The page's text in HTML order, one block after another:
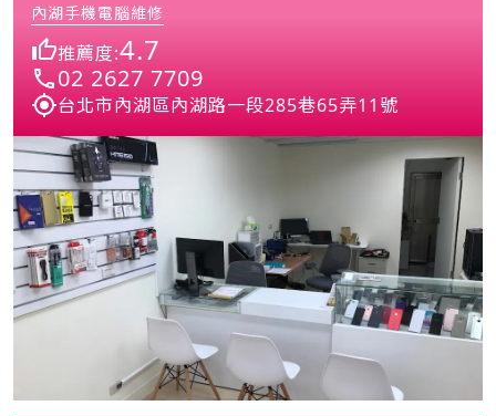
內湖手機電腦維修
推薦度:4.7
02 2627 7709
台北市內湖區內湖路一段285巷65弄11號